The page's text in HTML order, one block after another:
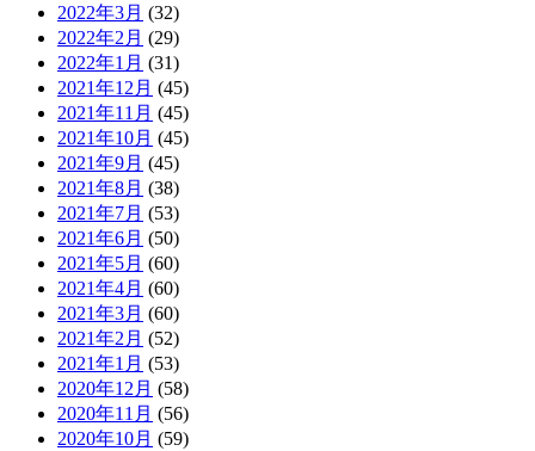
2022年3月 (32)
2022年2月 (29)
2022年1月 (31)
2021年12月 (45)
2021年11月 (45)
2021年10月 (45)
2021年9月 (45)
2021年8月 (38)
2021年7月 (53)
2021年6月 (50)
2021年5月 (60)
2021年4月 (60)
2021年3月 (60)
2021年2月 (52)
2021年1月 (53)
2020年12月 (58)
2020年11月 (56)
2020年10月 (59)